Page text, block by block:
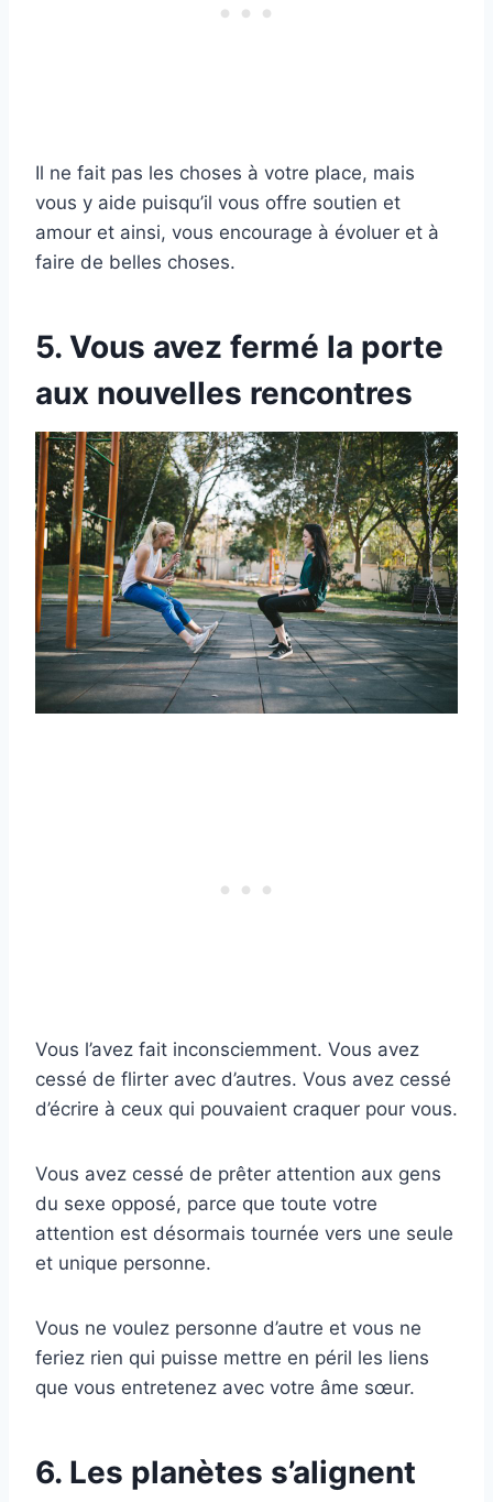
Il ne fait pas les choses à votre place, mais
vous y aide puisqu’il vous offre soutien et
amour et ainsi, vous encourage à évoluer et à
faire de belles choses.
5. Vous avez fermé la porte
aux nouvelles rencontres
Vous l’avez fait inconsciemment. Vous avez
cessé de flirter avec d’autres. Vous avez cessé
d’écrire à ceux qui pouvaient craquer pour vous.
Vous avez cessé de prêter attention aux gens
du sexe opposé, parce que toute votre
attention est désormais tournée vers une seule
et unique personne.
Vous ne voulez personne d’autre et vous ne
feriez rien qui puisse mettre en péril les liens
que vous entretenez avec votre âme sœur.
6. Les planètes s’alignent